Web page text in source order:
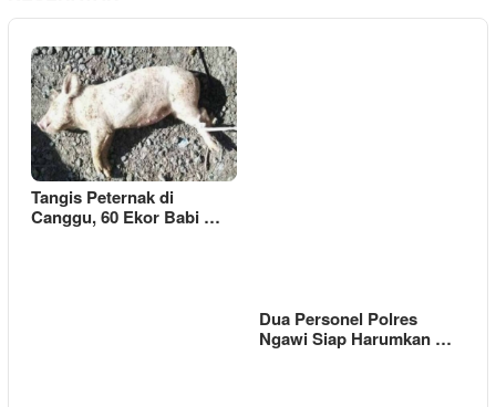
Tangis Peternak di
Canggu, 60 Ekor Babi …
Dua Personel Polres
Ngawi Siap Harumkan …